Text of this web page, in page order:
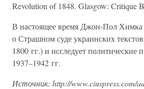
Revolution of 1848. Glasgow: Critique
В настоящее время Джон-Пол
о Страшном суде украинских
1800 гг.) и исследует политические
1937–1942 гг.
Источник: http://www.ciuspress.com/